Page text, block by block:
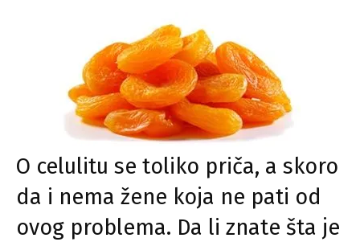
O celulitu se toliko priča, a skoro
da i nema žene koja ne pati od
ovog problema. Da li znate šta je